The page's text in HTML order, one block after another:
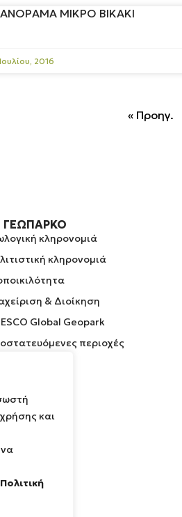
και
Πολιτική
ΜΙΚΡΟ ΒΙΚΑΚΙ
2016
« Προηγ.
ΓΕΩΠΆΡΚΟ
κληρονομιά
κληρονομιά
& Διοίκηση
Global Geopark
περιοχές